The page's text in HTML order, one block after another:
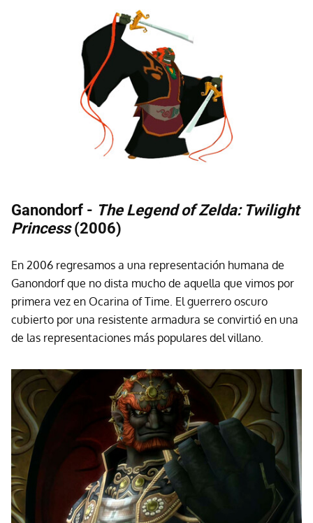
Ganondorf - The Legend of Zelda: Twilight
Princess(2006)
En 2006 regresamos a una representación humana de
Ganondorf que no dista mucho de aquella que vimos por
primera vez en Ocarina of Time. El guerrero oscuro
cubierto por una resistente armadura se convirtió en una
de las representaciones más populares del villano.